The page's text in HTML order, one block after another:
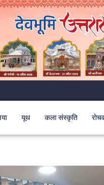
यूथ कला संस्कृति